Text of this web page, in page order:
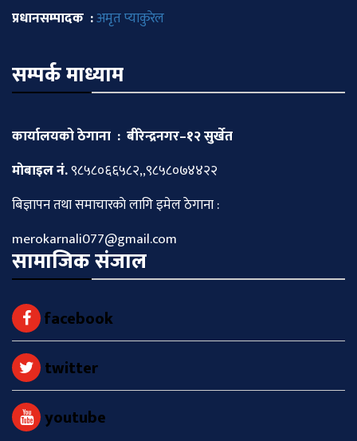
प्रधानसम्पादक :अमृत प्याकुरेल
सम्पर्क माध्याम
कार्यालयको ठेगाना : बीरेन्द्रनगर–१२ सुर्खेत
माेबाइल नं.९८५८०६६५८२,,९८५८०७४४२२
बिज्ञापन तथा समाचारकाे लागि इमेल ठेगाना :
merokarnali077@gmail.com
सामाजिक संजाल
facebook
twitter
youtube